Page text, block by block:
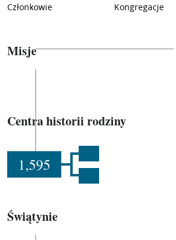
Członkowie Kongregacje
Misje
Centra historii rodziny
1,595
Świątynie